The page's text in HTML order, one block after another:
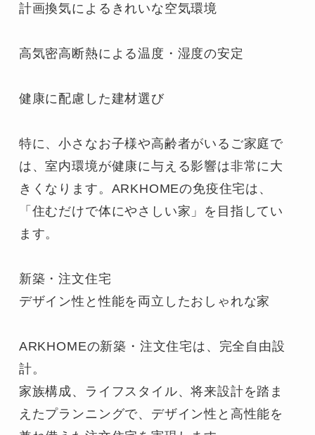
計画換気によるきれいな空気環境
高気密高断熱による温度・湿度の安定
健康に配慮した建材選び
特に、小さなお子様や高齢者がいるご家庭で
は、室内環境が健康に与える影響は非常に大
きくなります。ARKHOMEの免疫住宅は、
「住むだけで体にやさしい家」を目指してい
ます。
新築・注文住宅
デザイン性と性能を両立したおしゃれな家
ARKHOMEの新築・注文住宅は、完全自由設
計。
家族構成、ライフスタイル、将来設計を踏ま
えたプランニングで、デザイン性と高性能を